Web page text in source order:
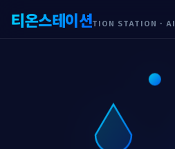
티온스테이션TION STATION · AI